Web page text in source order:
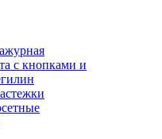
с кнопками и